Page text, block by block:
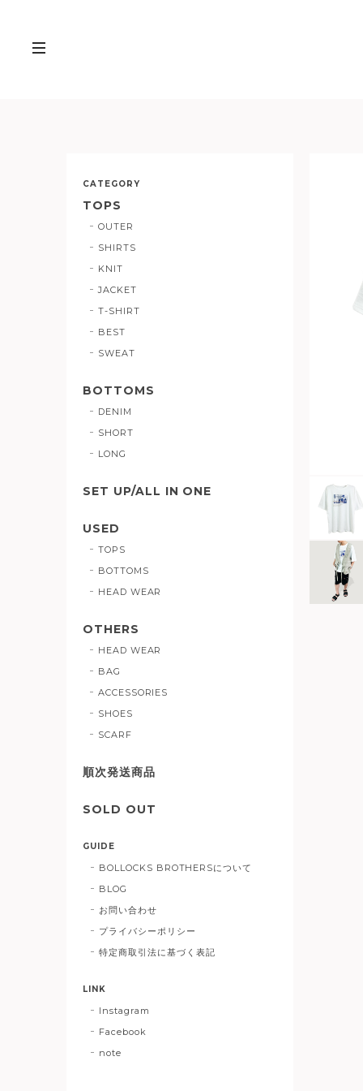
CATEGORY
TOPS
OUTER
SHIRTS
KNIT
JACKET
T-SHIRT
BEST
SWEAT
BOTTOMS
DENIM
SHORT
LONG
SET UP/ALL IN ONE
USED
TOPS
BOTTOMS
HEAD WEAR
OTHERS
HEAD WEAR
BAG
ACCESSORIES
SHOES
SCARF
順次発送商品
SOLD OUT
GUIDE
BOLLOCKS BROTHERSについて
BLOG
お問い合わせ
プライバシーポリシー
特定商取引法に基づく表記
LINK
Instagram
Facebook
note